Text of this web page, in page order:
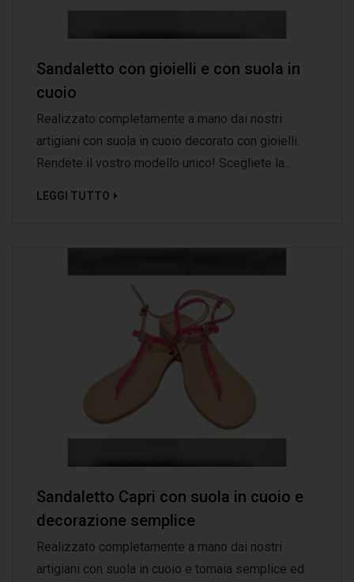
Sandaletto con gioielli e con suola in
cuoio
Realizzato completamente a mano dai nostri
artigiani con suola in cuoio decorato con gioielli.
Rendete il vostro modello unico! Scegliete la...
LEGGI TUTTO
Sandaletto Capri con suola in cuoio e
decorazione semplice
Realizzato completamente a mano dai nostri
artigiani con suola in cuoio e tomaia semplice ed